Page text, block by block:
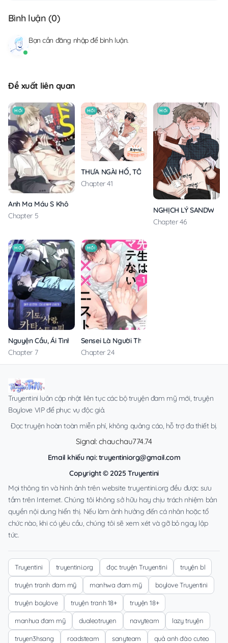
Bình luận (0)
Bạn cần đăng nhậpđể bình luận.
Đề xuất liên quan
MỚI
Anh Ma Máu S Không Cho Tôi Ngủ Yên
Chapter 5
MỚI
THƯA NGÀI HỔ, TÔI ĐÃ ĂN RẤT NGON MIỆNG
Chapter 41
MỚI
NGHỊCH LÝ SANDWICH
Chapter 46
MỚI
Nguyện Cầu, Ái Tình, Tai Ương
Chapter 7
MỚI
Sensei Là Người Thích Chơi Mông
Chapter 24
Truyentini luôn cập nhật liên tục các bộ truyện đam mỹ mới, truyện
Boylove VIP để phục vụ độc giả.
Đọc truyện hoàn toàn miễn phí, không quảng cáo, hỗ trợ đa thiết bị.
Signal: chauchau774.74
Email khiếu nại:truyentiniorg@gmail.com
Copyright © 2025 Truyentini
Mọi thông tin và hình ảnh trên website truyentini.org đều được sưu
tầm trên Internet. Chúng tôi không sở hữu hay chịu trách nhiệm bản
quyền nội dung hiển thị. Nếu làm ảnh hưởng đến cá nhân hoặc tổ
chức nào, khi có yêu cầu, chúng tôi sẽ xem xét và gỡ bỏ ngay lập
tức.
Truyentini truyentini.org đọc truyện Truyentini truyện bl
truyện tranh đam mỹ manhwa đam mỹ boylove Truyentini
truyện boylove truyện tranh 18+ truyện 18+
manhua đam mỹ dualeotruyen navyteam lazy truyện
truyen3hsang roadsteam sanyteam quả anh đào cuteo